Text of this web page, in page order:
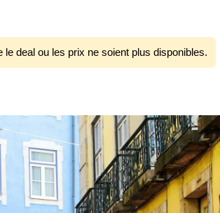
deal ou les prix ne soient plus disponibles.